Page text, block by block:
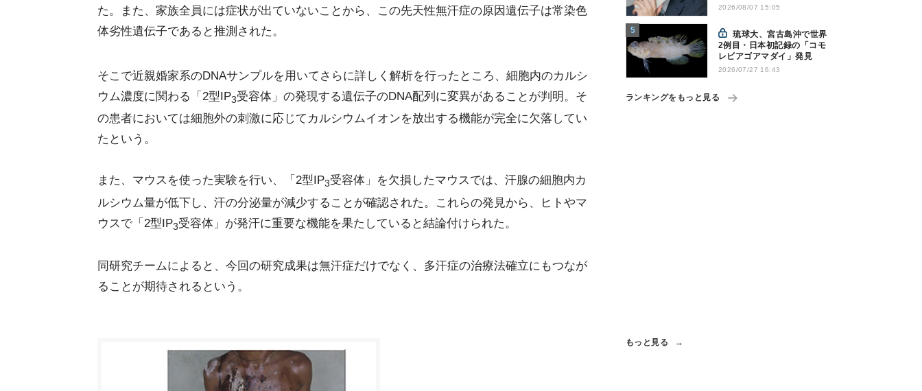
た。また、家族全員には症状が出ていないことから、この先天性無汗症の原因遺伝子は常染色
体劣性遺伝子であると推測された。
そこで近親婚家系のDNAサンプルを用いてさらに詳しく解析を行ったところ、細胞内のカルシ
ウム濃度に関わる「2型IP3受容体」の発現する遺伝子のDNA配列に変異があることが判明。そ
の患者においては細胞外の刺激に応じてカルシウムイオンを放出する機能が完全に欠落してい
たという。
また、マウスを使った実験を行い、「2型IP3受容体」を欠損したマウスでは、汗腺の細胞内カ
ルシウム量が低下し、汗の分泌量が減少することが確認された。これらの発見から、ヒトやマ
ウスで「2型IP3受容体」が発汗に重要な機能を果たしていると結論付けられた。
同研究チームによると、今回の研究成果は無汗症だけでなく、多汗症の治療法確立にもつなが
ることが期待されるという。
2026/08/07 15:05
琉球大、宮古島沖で世界
2例目・日本初記録の「コモ
レビアゴアマダイ」発見
2026/07/27 16:43
ランキングをもっと見る
もっと見る